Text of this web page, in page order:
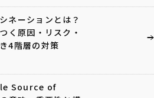
ネーションとは？
く原因・リスク・
4階層の対策
Source of